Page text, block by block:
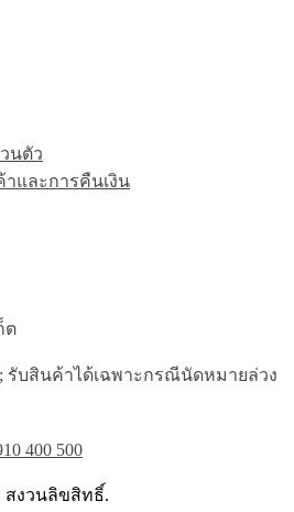
นตัว
และการคืนเงิน
ต
รับสินค้าได้เฉพาะกรณีนัดหมายล่วง
400 500
สงวนลิขสิทธิ์.